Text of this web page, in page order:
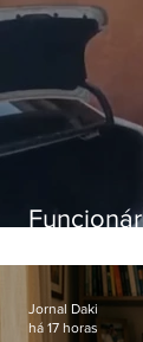
Hospital
Jornal Daki
há 17 horas